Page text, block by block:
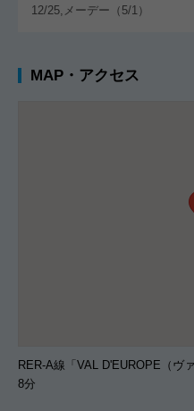
12/25,メーデー（5/1）
MAP・アクセス
RER-A線「VAL D'EUROPE（ヴ
8分